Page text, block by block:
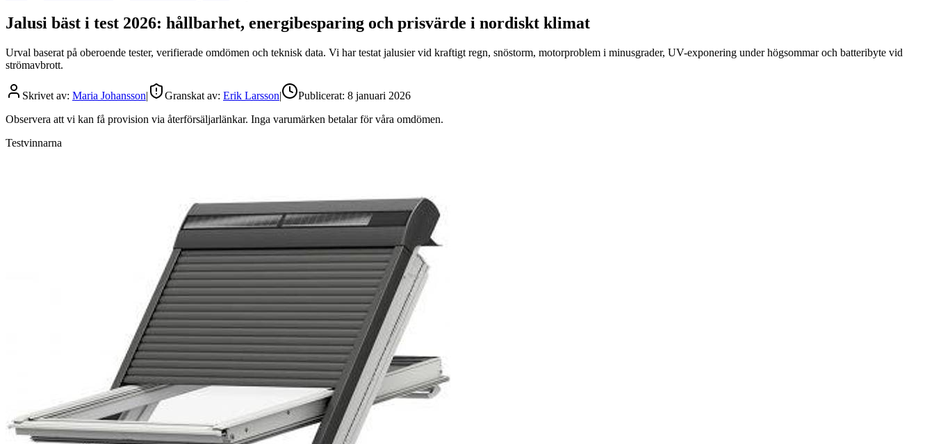
Jalusi bäst i test 2026: hållbarhet, energibesparing och prisvärde i nordiskt klimat
Urval baserat på oberoende tester, verifierade omdömen och teknisk data. Vi har testat jalusier vid kraftigt regn, snöstorm, motorproblem i minusgrader, UV-exponering under högsommar och batteribyte vid
strömavbrott.
Skrivet av: Maria Johansson| Granskat av: Erik Larsson| Publicerat: 8 januari 2026
Observera att vi kan få provision via återförsäljarlänkar. Inga varumärken betalar för våra omdömen.
Testvinnarna